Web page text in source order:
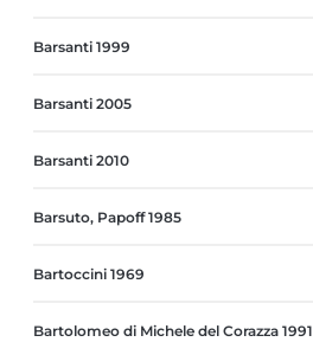
Barsanti 1999
Barsanti 2005
Barsanti 2010
Barsuto, Papoff 1985
Bartoccini 1969
Bartolomeo di Michele del Corazza 1991